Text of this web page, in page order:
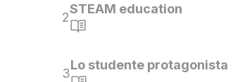
2
STEAM education
3
Lo studente protagonista